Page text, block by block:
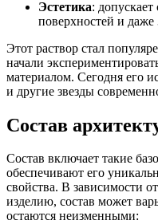
Эстетика:
поверхностей и
Этот раствор стал
начали
материалом. Сегодня его
и другие звезды
Состав
Состав включает такие
обеспечивают его
свойства. В зависимости
изделию, состав может
остаются неизменными: